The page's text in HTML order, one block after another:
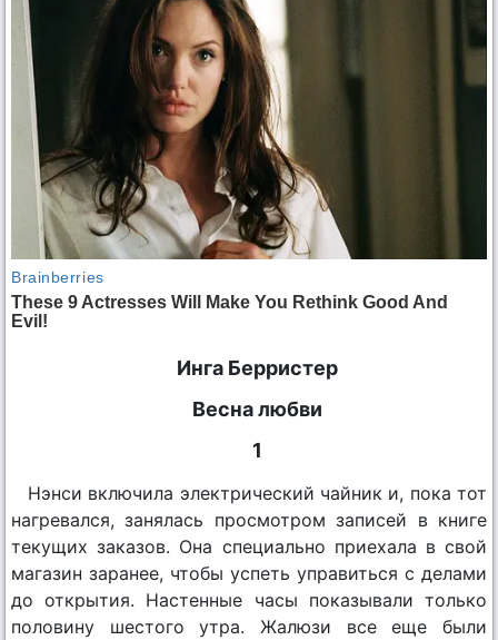
Инга Берристер
Весна любви
1
Нэнси включила электрический чайник и, пока тот
нагревался, занялась просмотром записей в книге
текущих заказов. Она специально приехала в свой
магазин заранее, чтобы успеть управиться с делами
до открытия. Настенные часы показывали только
половину шестого утра. Жалюзи все еще были